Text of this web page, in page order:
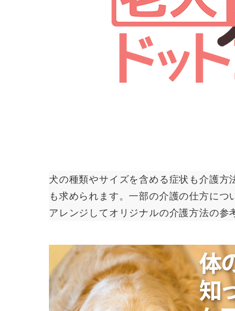
犬の種類やサイズを含める症状も介護
も求められます。一部の介護の仕方につ
アレンジしてオリジナルの介護方法の参